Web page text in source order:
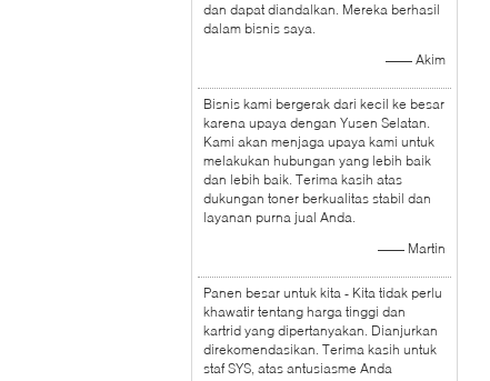
dan dapat diandalkan. Mereka berhasil
dalam bisnis saya.
—— Akim
Bisnis kami bergerak dari kecil ke besar
karena upaya dengan Yusen Selatan.
Kami akan menjaga upaya kami untuk
melakukan hubungan yang lebih baik
dan lebih baik. Terima kasih atas
dukungan toner berkualitas stabil dan
layanan purna jual Anda.
—— Martin
Panen besar untuk kita - Kita tidak perlu
khawatir tentang harga tinggi dan
kartrid yang dipertanyakan. Dianjurkan
direkomendasikan. Terima kasih untuk
staf SYS, atas antusiasme Anda